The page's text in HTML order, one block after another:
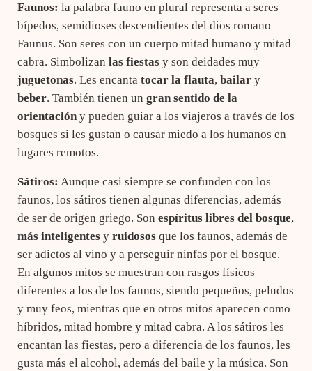
Faunos: la palabra fauno en plural representa a seres
bípedos, semidioses descendientes del dios romano
Faunus. Son seres con un cuerpo mitad humano y mitad
cabra. Simbolizan las fiestasy son deidades muy
juguetonas. Les encantatocar la flauta, bailary
beber. También tienen un gran sentido de la
orientacióny pueden guiar a los viajeros a través de los
bosques si les gustan o causar miedo a los humanos en
lugares remotos.
Sátiros: Aunque casi siempre se confunden con los
faunos, los sátiros tienen algunas diferencias, además
de ser de origen griego. Son espíritus libres del bosque,
más inteligentesy ruidososque los faunos, además de
ser adictos al vino y a perseguir ninfas por el bosque.
En algunos mitos se muestran con rasgos físicos
diferentes a los de los faunos, siendo pequeños, peludos
y muy feos, mientras que en otros mitos aparecen como
híbridos, mitad hombre y mitad cabra. A los sátiros les
encantan las fiestas, pero a diferencia de los faunos, les
gusta más el alcohol, además del baile y la música. Son